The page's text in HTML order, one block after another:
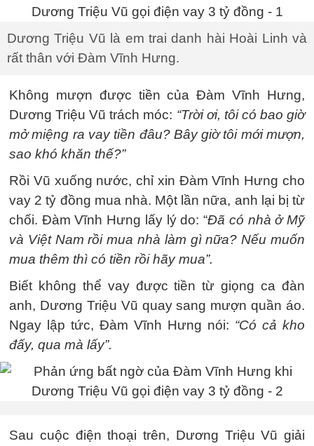
Dương Triệu Vũ là em trai danh hài Hoài Linh và
rất thân với Đàm Vĩnh Hưng.
Không mượn được tiền của Đàm Vĩnh Hưng,
Dương Triệu Vũ trách móc: “Trời ơi, tôi có bao giờ
mở miệng ra vay tiền đâu? Bây giờ tôi mới mượn,
sao khó khăn thế?”
Rồi Vũ xuống nước, chỉ xin Đàm Vĩnh Hưng cho
vay 2 tỷ đồng mua nhà. Một lần nữa, anh lại bị từ
chối. Đàm Vĩnh Hưng lấy lý do: “Đã có nhà ở Mỹ
và Việt Nam rồi mua nhà làm gì nữa? Nếu muốn
mua thêm thì có tiền rồi hãy mua”.
Biết không thể vay được tiền từ giọng ca đàn
anh, Dương Triệu Vũ quay sang mượn quần áo.
Ngay lập tức, Đàm Vĩnh Hưng nói: “Có cả kho
đấy, qua mà lấy”.
Sau cuộc điện thoại trên, Dương Triệu Vũ giải